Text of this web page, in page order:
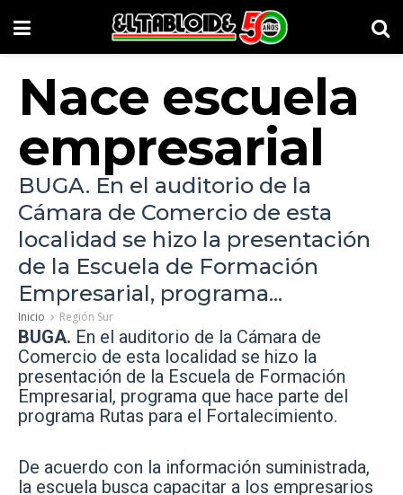
Nace escuela
empresarial
BUGA. En el auditorio de la
Cámara de Comercio de esta
localidad se hizo la presentación
de la Escuela de Formación
Empresarial, programa...
Inicio Región Sur
BUGA. En el auditorio de la Cámara de
Comercio de esta localidad se hizo la
presentación de la Escuela de Formación
Empresarial, programa que hace parte del
programa Rutas para el Fortalecimiento.
De acuerdo con la información suministrada,
la escuela busca capacitar a los empresarios